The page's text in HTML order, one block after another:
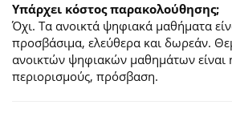
Υπάρχει κόστος παρακολούθησης;
Όχι. Τα ανοικτά ψηφιακά μαθήματα
προσβάσιμα, ελεύθερα και δωρεάν.
ανοικτών ψηφιακών μαθημάτων είναι
περιορισμούς, πρόσβαση.